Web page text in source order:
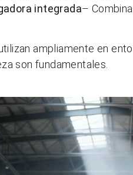
integrada–
ampliamente en
son fundamentales.